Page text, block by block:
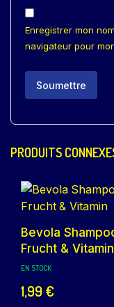
Enregistrer mon
navigateur pour
PRODUITS
Bevola
Frucht & Vitamin
EN STOCK
1,99 €